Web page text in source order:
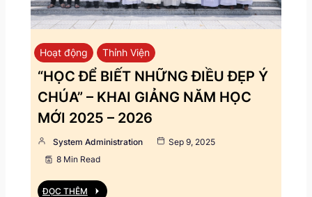
Hoạt động Thỉnh Viện
“HỌC ĐỂ BIẾT NHỮNG ĐIỀU ĐẸP Ý
CHÚA” – KHAI GIẢNG NĂM HỌC
MỚI 2025 – 2026
System Administration
Sep 9, 2025
8 Min Read
ĐỌC THÊM